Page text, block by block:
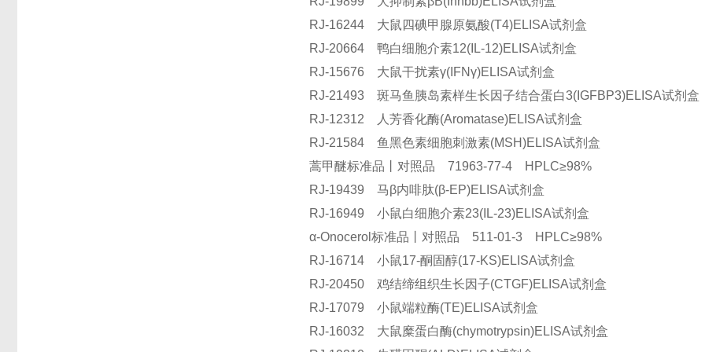
RJ-16244 大鼠四碘甲腺原氨酸(T4)ELISA试剂盒
RJ-20664 鸭白细胞介素12(IL-12)ELISA试剂盒
RJ-15676 大鼠干扰素γ(IFNγ)ELISA试剂盒
RJ-21493 斑马鱼胰岛素样生长因子结合蛋白3(IGFBP3)ELISA试剂
RJ-12312 人芳香化酶(Aromatase)ELISA试剂盒
RJ-21584 鱼黑色素细胞刺激素(MSH)ELISA试剂盒
蒿甲醚标准品丨对照品 71963-77-4 HPLC≥98%
RJ-19439 马β内啡肽(β-EP)ELISA试剂盒
RJ-16949 小鼠白细胞介素23(IL-23)ELISA试剂盒
α-Onocerol标准品丨对照品 511-01-3 HPLC≥98%
RJ-16714 小鼠17-酮固醇(17-KS)ELISA试剂盒
RJ-20450 鸡结缔组织生长因子(CTGF)ELISA试剂盒
RJ-17079 小鼠端粒酶(TE)ELISA试剂盒
RJ-16032 大鼠糜蛋白酶(chymotrypsin)ELISA试剂盒